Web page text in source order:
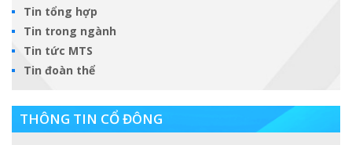
Tin tổng hợp
Tin trong ngành
Tin tức MTS
Tin đoàn thể
THÔNG TIN CỔ ĐÔNG